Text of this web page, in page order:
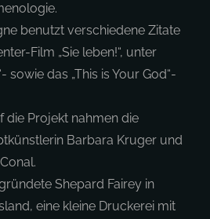
benutzt verschiedene Zitate
Film „Sie leben!“, unter
sowie das „This is Your God“-
die Projekt nahmen die
Barbara Kruger und
Shepard Fairey in
eine kleine Druckerei mit